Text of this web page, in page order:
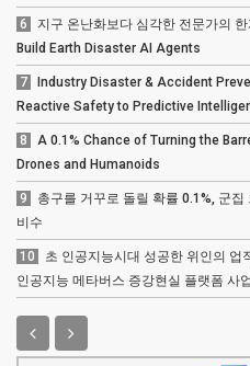
6
지구 온난화보다 심각한 전문가의
Build Earth Disaster AI Agents
7
Industry Disaster & Accident
Reactive Safety to Predictive
8
A 0.1% Chance of Turning the
Drones and Humanoids
9
총구를 거꾸로 돌릴 확률 0.1%, 군
비수
10
초 인공지능시대 성공한 위인의 업
인공지능 메타버스 증강현실 플랫폼 사